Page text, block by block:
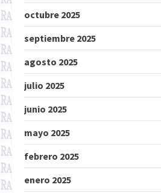
octubre 2025
septiembre 2025
agosto 2025
julio 2025
junio 2025
mayo 2025
febrero 2025
enero 2025